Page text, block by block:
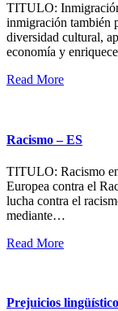
TITULO:
inmigración también
diversidad cultural,
economía y
Read More
Racismo – ES
TITULO: Racismo
Europea contra el
lucha contra el
mediante…
Read More
Prejuicios